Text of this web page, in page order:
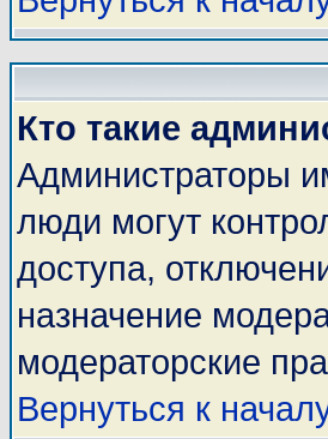
Кто такие
Администраторы
люди могут
доступа,
назначение
модераторские
Вернуться к